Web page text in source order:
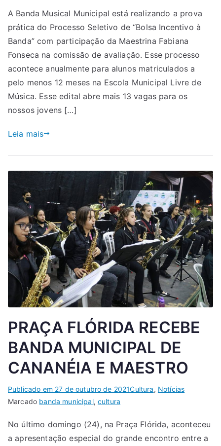
A Banda Musical Municipal está realizando a prova
prática do Processo Seletivo de “Bolsa Incentivo à
Banda” com participação da Maestrina Fabiana
Fonseca na comissão de avaliação. Esse processo
acontece anualmente para alunos matriculados a
pelo menos 12 meses na Escola Municipal Livre de
Música. Esse edital abre mais 13 vagas para os
nossos jovens […]
Leia mais
PRAÇA FLÓRIDA RECEBE
BANDA MUNICIPAL DE
CANANÉIA E MAESTRO
Publicado em 27 de outubro de 2021Cultura, Notícias
Marcado banda municipal,cultura
No último domingo (24), na Praça Flórida, aconteceu
a apresentação especial do grande encontro entre a